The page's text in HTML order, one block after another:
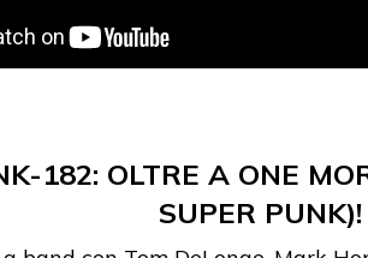
182: OLTRE A ONE
SUPER